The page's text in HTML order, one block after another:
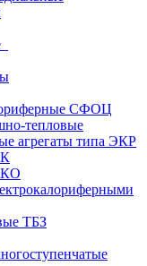
СФОЦ
тепловые
агрегаты типа ЭКР
ТБЗ